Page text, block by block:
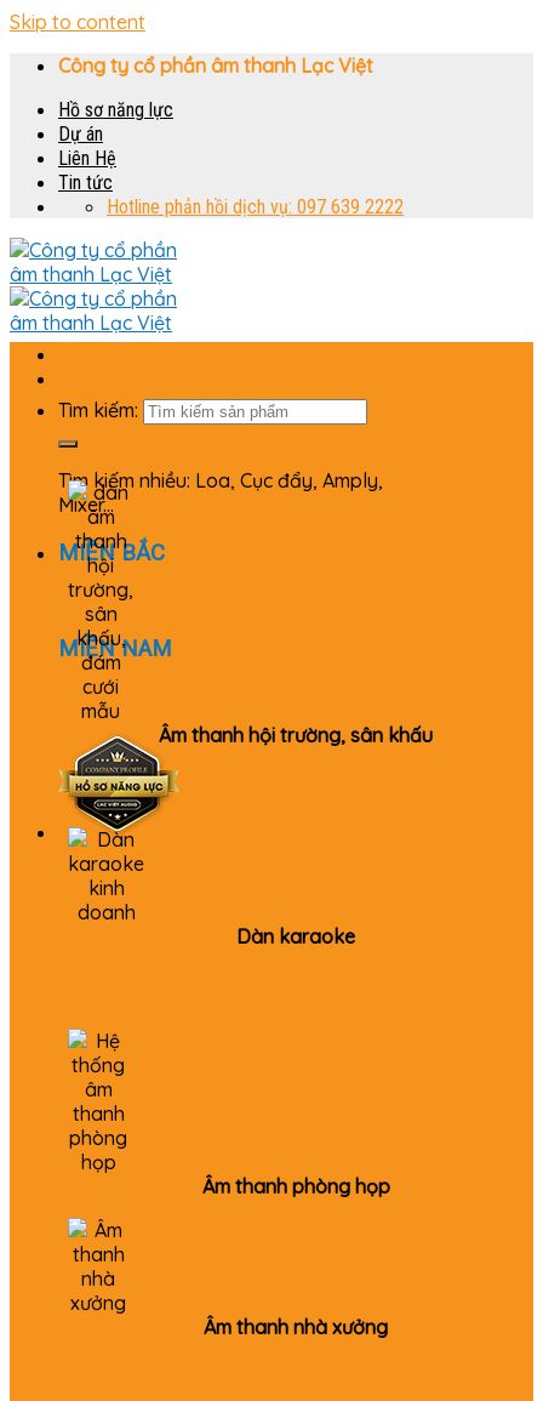
Skip to content
Công ty cổ phần âm thanh Lạc Việt
Hồ sơ năng lực
Dự án
Liên Hệ
Tin tức
Hotline phản hồi dịch vụ: 097 639 2222
Tìm kiếm:
Tìm kiếm nhiều: Loa, Cục đẩy, Amply,
Mixer...
MIỀN BẮC
0982 655 355
MIỀN NAM
0979 520 980
Âm thanh hội trường, sân khấu
Dàn karaoke
Âm thanh phòng họp
Âm thanh nhà xưởng